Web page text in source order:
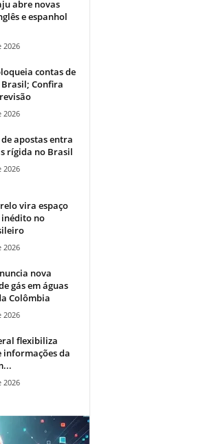
abre novas
e espanhol
2026
contas de
Confira
2026
apostas entra
rígida no Brasil
2026
vira espaço
no
2026
nova
gás em águas
Colômbia
2026
flexibiliza
informações da
2026